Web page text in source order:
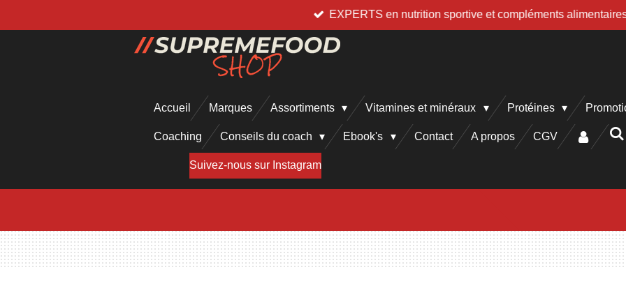
au
EXPERTS en nutrition sportive et compléments
Accueil Marques Assortiments Vitamines et minéraux Protéines
Coaching Conseils du coach Ebook's Contact A propos CGV
Suivez-nous sur Instagram